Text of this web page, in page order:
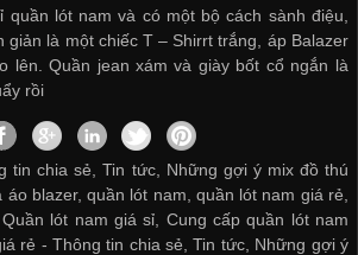
quần lót nam và có một bộ cách sành điệu,
giản là một chiếc T – Shirrt trắng, áp Balazer
lên. Quần jean xám và giày bốt cổ ngắn là
rồi
tin chia sẻ, Tin tức, Những gợi ý mix đồ thú
blazer, quần lót nam, quần lót nam giá rẻ,
Quần lót nam giá sỉ
Cung cấp quần lót nam
rẻ -Thông tin chia sẻ ,Tin tức, Những gợi ý